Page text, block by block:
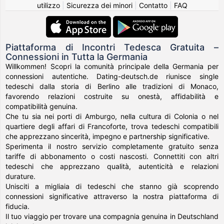
utilizzo| Sicurezza dei minori| Contatto| FAQ
Piattaforma di Incontri Tedesca Gratuita –
Connessioni in Tutta la Germania
Willkommen! Scopri la comunità principale della Germania per
connessioni autentiche. Dating-deutsch.de riunisce single
tedeschi dalla storia di Berlino alle tradizioni di Monaco,
favorendo relazioni costruite su onestà, affidabilità e
compatibilità genuina.
Che tu sia nei porti di Amburgo, nella cultura di Colonia o nel
quartiere degli affari di Francoforte, trova tedeschi compatibili
che apprezzano sincerità, impegno e partnership significative.
Sperimenta il nostro servizio completamente gratuito senza
tariffe di abbonamento o costi nascosti. Connettiti con altri
tedeschi che apprezzano qualità, autenticità e relazioni
durature.
Unisciti a migliaia di tedeschi che stanno già scoprendo
connessioni significative attraverso la nostra piattaforma di
fiducia.
Il tuo viaggio per trovare una compagnia genuina in Deutschland